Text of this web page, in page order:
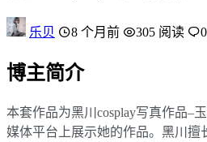
乐贝 8 个月前 305 阅读
博主简介
本套作品为黑川cosplay写真作品–
媒体平台上展示她的作品。黑川擅